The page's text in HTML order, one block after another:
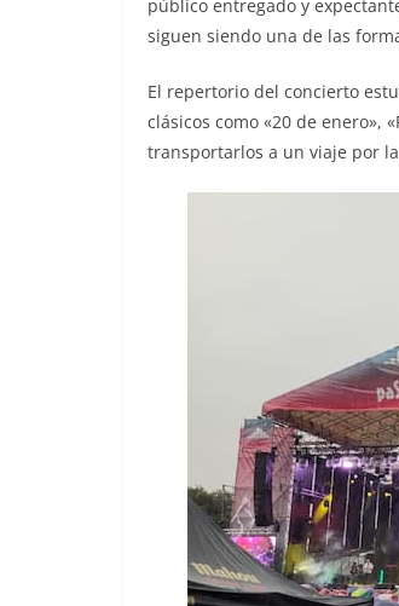
público entregado y
siguen siendo una de las
El repertorio del concierto
clásicos como «20 de enero»,
transportarlos a un viaje por